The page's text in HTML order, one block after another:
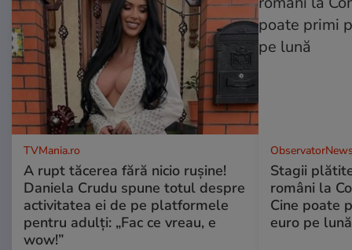
TVMania.ro
A rupt tăcerea fără nicio rușine!
Daniela Crudu spune totul despre
activitatea ei de pe platformele
pentru adulți: „Fac ce vreau, e
wow!”
Stagii
români la
Cine poate
euro pe lună